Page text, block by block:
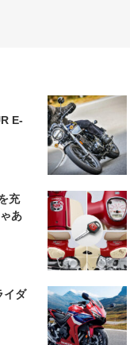
E-
充
あ
イダ